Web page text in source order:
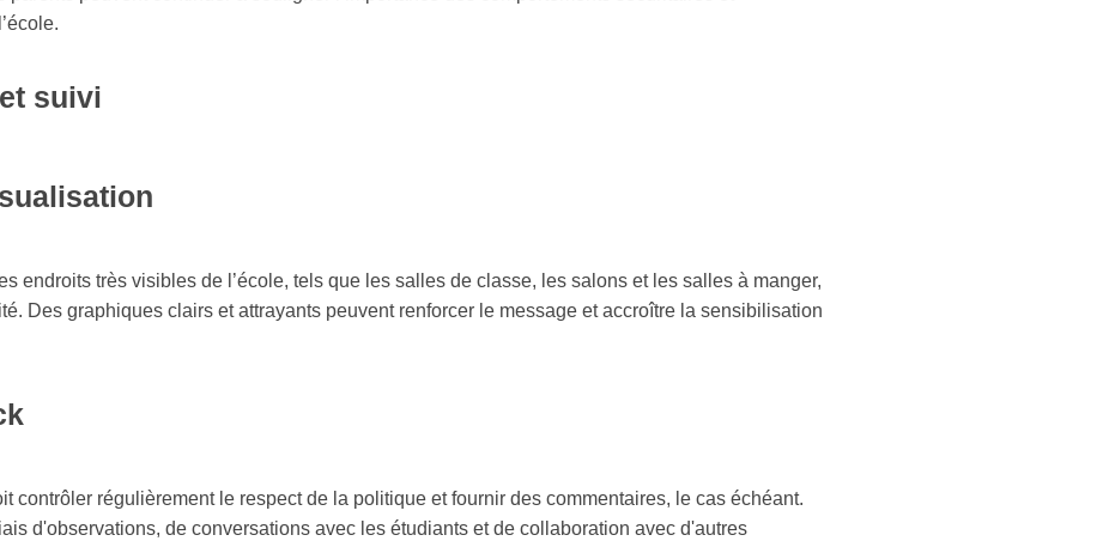
suivi
endroits très visibles de l’école, tels que les salles de classe, les salons et les salles à manger,
Des graphiques clairs et attrayants peuvent renforcer le message et accroître la sensibilisation
contrôler régulièrement le respect de la politique et fournir des commentaires, le cas échéant.
d'observations, de conversations avec les étudiants et de collaboration avec d'autres